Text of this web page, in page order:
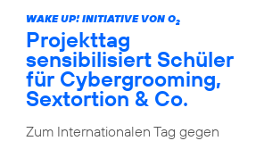
WAKE UP! INITIATIVE VON O2
Projekttag
sensibilisiert Schüler
für Cybergrooming,
Sextortion & Co.
Zum Internationalen Tag gegen